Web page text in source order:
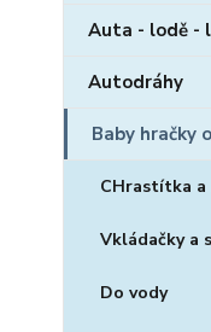
Auta - lodě -
Autodráhy
Baby hračky
CHrastítka a
Vkládačky a
Do vody